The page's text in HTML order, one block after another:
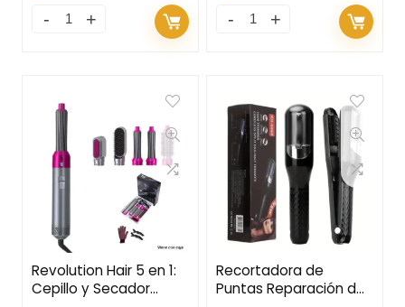
Revolution Hair 5 en 1:
Cepillo y Secador
Recortadora de
Puntas Reparación de